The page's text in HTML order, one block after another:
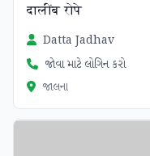
दालींब रोपे
Datta Jadhav
જોવા માટે લોગિન કરો
જાલના